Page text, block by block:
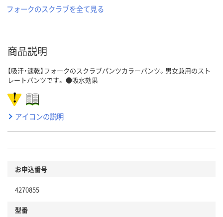
フォークのスクラブを全て見る
商品説明
【吸汗・速乾】フォークのスクラブパンツカラーパンツ。男女兼用のスト
レートパンツです。 ●吸水効果
アイコンの説明
お申込番号
4270855
型番